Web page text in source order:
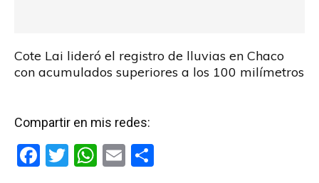
Cote Lai lideró el registro de lluvias en Chaco
con acumulados superiores a los 100 milímetros
Compartir en mis redes:
F
T
W E